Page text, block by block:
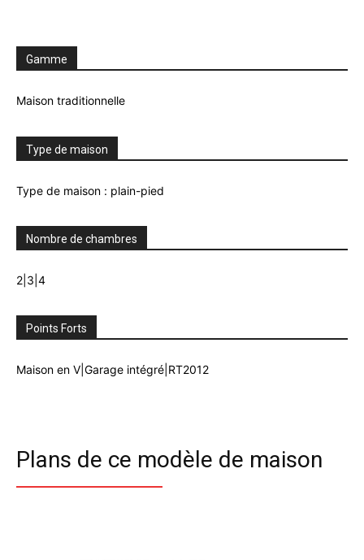
Gamme
Maison traditionnelle
Type de maison
Type de maison : plain-pied
Nombre de chambres
2|3|4
Points Forts
Maison en V|Garage intégré|RT2012
Plans de ce modèle de maison